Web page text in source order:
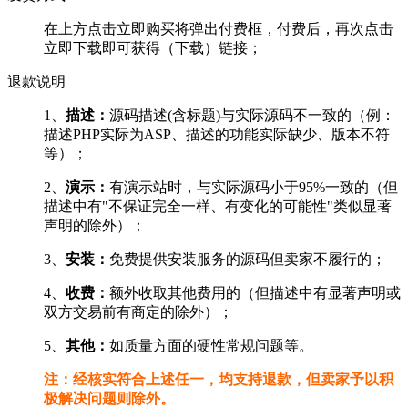
在上方点击立即购买将弹出付费框，付费后，再次点击
立即下载即可获得（下载）链接；
退款说明
1、 描述： 源码描述(含标题)与实际源码不一致的（例：
描述PHP实际为ASP、描述的功能实际缺少、版本不符
等）；
2、 演示： 有演示站时，与实际源码小于95%一致的（但
描述中有"不保证完全一样、有变化的可能性"类似显著
声明的除外）；
3、 安装： 免费提供安装服务的源码但卖家不履行的；
4、 收费： 额外收取其他费用的（但描述中有显著声明或
双方交易前有商定的除外）；
5、 其他： 如质量方面的硬性常规问题等。
注：经核实符合上述任一，均支持退款，但卖家予以积
极解决问题则除外。